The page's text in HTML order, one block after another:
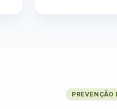
PREVENÇÃO